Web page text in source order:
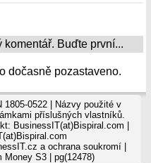
Buďte první...
dočasně pozastaveno.
0522 | Názvy použité v
příslušných vlastníků.
BusinessIT(at)Bispiral.com |
a ochrana soukromí|
Money S3| pg(12478)